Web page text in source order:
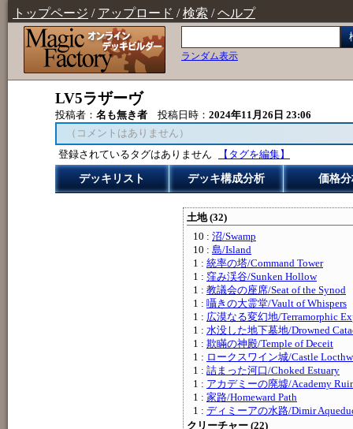
トップページ / アップロード /検索 /ヘルプ
ランダム表示
LV5ラザーヴ
投稿者： 名も無き者 投稿日時： 2024年11月26日 23:06
（コメントはありません）
登録されているタグはありません
【タグを編集】
デッキリスト デッキ構成分析 価格
土地 (32)
10 : 沼/Swamp
10 : 島/Island
1 : 統率の塔/Command Tower
1 : 窪み渓谷/Sunken Hollow
1 : 教議会の座席/Seat of the Synod
1 : 囁きの大霊堂/Vault of Whispers
1 : 広漠なる変幻地/Terramorphic
1 : 水没した地下墓地/Drowned
1 : 欺瞞の神殿/Temple of Deceit
1 : ロークスワイン城/Castle
1 : 詰まった河口/Choked Estuary
1 : アカデミーの廃墟/Academy
1 : 家路/Homeward Path
1 : ディミーアの水路/Dimir
クリーチャー (22)